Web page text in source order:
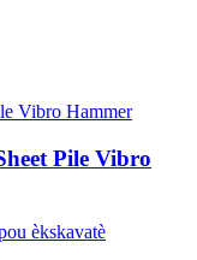
Pile Vibro